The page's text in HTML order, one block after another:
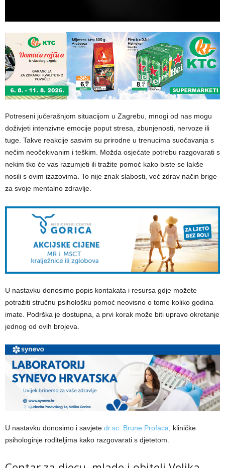
Potreseni jučerašnjom situacijom u Zagrebu, mnogi od nas mogu
doživjeti intenzivne emocije poput stresa, zbunjenosti, nervoze ili
tuge. Takve reakcije sasvim su prirodne u trenucima suočavanja s
nečim neočekivanim i teškim. Možda osjećate potrebu razgovarati s
nekim tko će vas razumjeti ili tražite pomoć kako biste se lakše
nosili s ovim izazovima. To nije znak slabosti, već zdrav način brige
za svoje mentalno zdravlje.
U nastavku donosimo popis kontakata i resursa gdje možete
potražiti stručnu psihološku pomoć neovisno o tome koliko godina
imate. Podrška je dostupna, a prvi korak može biti upravo okretanje
jednog od ovih brojeva.
U nastavku donosimo i savjete dr.sc. Brune Profaca, kliničke
psihologinje roditeljima kako razgovarati s djetetom.